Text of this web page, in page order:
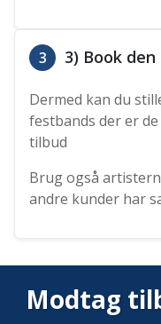
3 3) Book den
Dermed kan du
festbands der er
tilbud
Brug også
andre kunder har
Modtag